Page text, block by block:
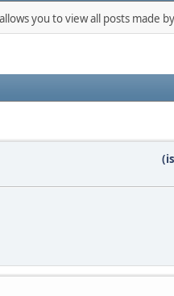
you to view all posts made